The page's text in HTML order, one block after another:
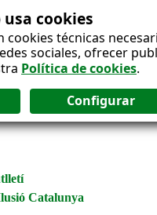
cookies
cookies técnicas
sociales, ofrecer
Política de cookies.
Catalunya